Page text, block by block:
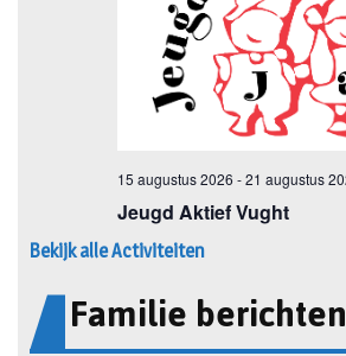
Bekijk alle Activiteiten
Familie berichten